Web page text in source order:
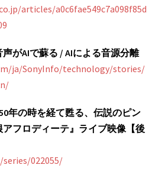
articles/a0c6fae549c7a098f85d
がAIで蘇る / AIによる音源分離
ja/SonyInfo/technology/stories/
年の時を経て甦る、伝説のピン
フロディーテ』ライブ映像【後
022055/